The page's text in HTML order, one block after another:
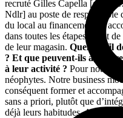
recruté Gilles Capella [ex-
Ndlr] au poste de responsable
du local au financement, il
dans toutes les étapes allant
de leur magasin. Quel profil
? Et que peuvent-ils
à leur activité ? Pour notre
néophytes. Notre business
conséquent former et
sans a priori, plutôt que
déjà leurs habitudes. Après